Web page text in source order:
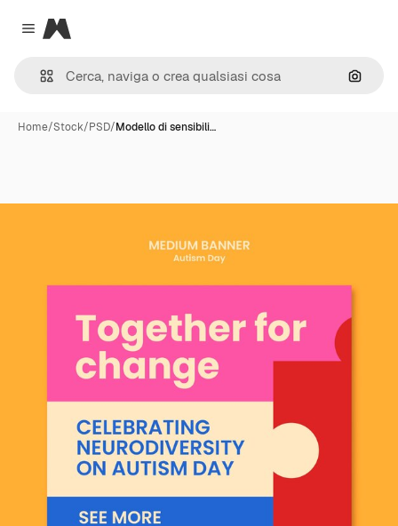
Close menu
Magnific
Cerca
Home/Stock/PSD/Modello di sensibili…